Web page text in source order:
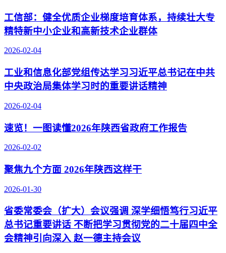
工信部：健全优质企业梯度培育体系，持续壮大专
精特新中小企业和高新技术企业群体
2026-02-04
工业和信息化部党组传达学习习近平总书记在中共
中央政治局集体学习时的重要讲话精神
2026-02-04
速览！一图读懂2026年陕西省政府工作报告
2026-02-02
聚焦九个方面 2026年陕西这样干
2026-01-30
省委常委会（扩大）会议强调 深学细悟笃行习近平
总书记重要讲话 不断把学习贯彻党的二十届四中全
会精神引向深入 赵一德主持会议